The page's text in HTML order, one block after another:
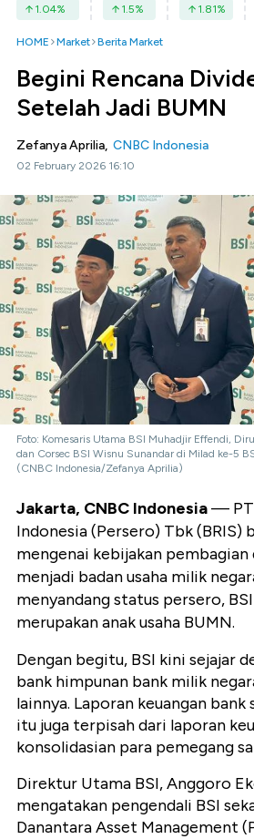
1.04% 1.5% 1.81%
HOME Market Berita Market
Begini Rencana
Setelah Jadi BUMN
Zefanya Aprilia, CNBC Indonesia
02 February 2026 16:10
Foto: Komesaris Utama BSI Muhadjir Effendi,
dan Corsec BSI Wisnu Sunandar di Milad ke-5
(CNBC Indonesia/Zefanya Aprilia)
Jakarta, CNBC Indonesia— PT
Indonesia (Persero) Tbk (BRIS)
mengenai kebijakan pembagian
menjadi badan usaha milik
menyandang status persero,
merupakan anak usaha BUMN.
Dengan begitu, BSI kini sejajar
bank himpunan bank milik
lainnya. Laporan keuangan
itu juga terpisah dari laporan
konsolidasian para pemegang
Direktur Utama BSI, Anggoro
mengatakan pengendali BSI
Danantara Asset Management